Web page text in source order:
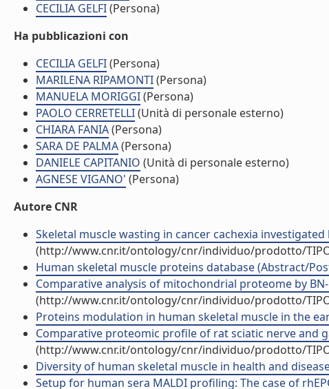
CECILIA GELFI(Persona)
Ha pubblicazioni con
CECILIA GELFI(Persona)
MARILENA RIPAMONTI(Persona)
MANUELA MORIGGI(Persona)
PAOLO CERRETELLI(Unità di personale esterno)
CHIARA FANIA(Persona)
SARA DE PALMA(Persona)
DANIELE CAPITANIO (Unità di personale esterno)
AGNESE VIGANO' (Persona)
Autore CNR
Skeletal muscle wasting in cancer cachexia
(http://www.cnr.it/ontology/cnr/individuo/prodotto/
Human skeletal muscle proteins database (Abstract/
Comparative analysis of mitochondrial proteome by
(http://www.cnr.it/ontology/cnr/individuo/prodotto/
Proteins modulation in human skeletal muscle in the
Comparative proteomic profile of rat sciatic nerve and
(http://www.cnr.it/ontology/cnr/individuo/prodotto/
Diversity of human skeletal muscle in health and
Setup for human sera MALDI profiling: The case of